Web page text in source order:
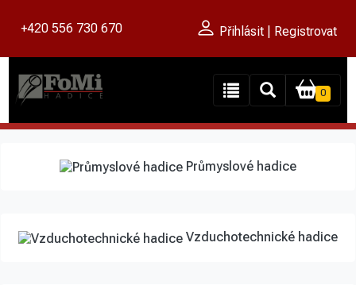
+420 556 730 670 Přihlásit | Registrovat
0
Průmyslové hadice
Vzduchotechnické hadice